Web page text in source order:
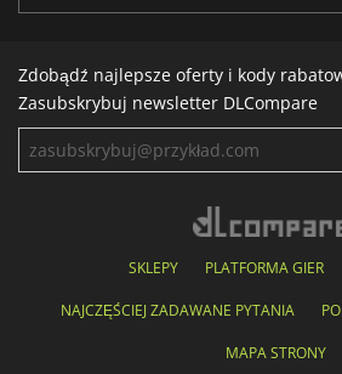
Zdobądź najlepsze oferty i kody
Zasubskrybuj newsletter DLCompare
SKLEPY PLATFORMA GIER
NAJCZĘŚCIEJ ZADAWANE PYTANIA
MAPA STRONY